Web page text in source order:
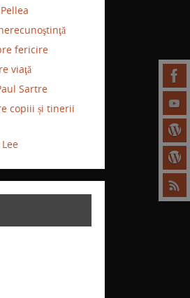
fericire
viaţă
Sartre
copiii și tinerii